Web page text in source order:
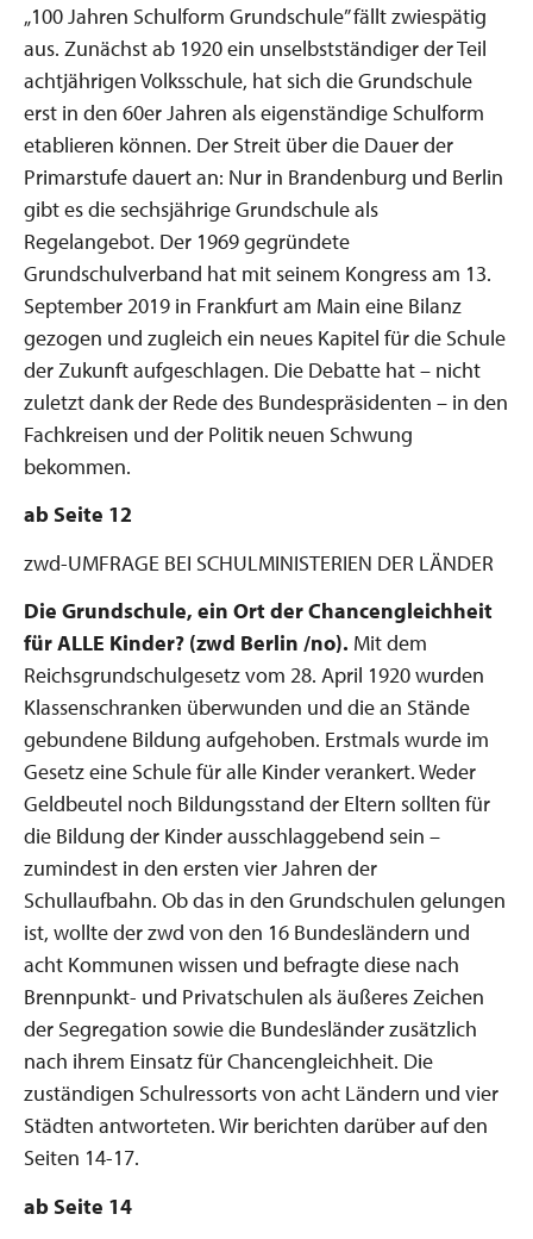
„100 Jahren Schulform Grundschule” fällt zwiespätig
aus. Zunächst ab 1920 ein unselbstständiger der Teil
achtjährigen Volksschule, hat sich die Grundschule
erst in den 60er Jahren als eigenständige Schulform
etablieren können. Der Streit über die Dauer der
Primarstufe dauert an: Nur in Brandenburg und Berlin
gibt es die sechsjährige Grundschule als
Regelangebot. Der 1969 gegründete
Grundschulverband hat mit seinem Kongress am 13.
September 2019 in Frankfurt am Main eine Bilanz
gezogen und zugleich ein neues Kapitel für die Schule
der Zukunft aufgeschlagen. Die Debatte hat – nicht
zuletzt dank der Rede des Bundespräsidenten – in den
Fachkreisen und der Politik neuen Schwung
bekommen.
ab Seite 12
zwd-UMFRAGE BEI SCHULMINISTERIEN DER LÄNDER
Die Grundschule, ein Ort der Chancengleichheit
für ALLE Kinder? (zwd Berlin /no). Mit dem
Reichsgrundschulgesetz vom 28. April 1920 wurden
Klassenschranken überwunden und die an Stände
gebundene Bildung aufgehoben. Erstmals wurde im
Gesetz eine Schule für alle Kinder verankert. Weder
Geldbeutel noch Bildungsstand der Eltern sollten für
die Bildung der Kinder ausschlaggebend sein –
zumindest in den ersten vier Jahren der
Schullaufbahn. Ob das in den Grundschulen gelungen
ist, wollte der zwd von den 16 Bundesländern und
acht Kommunen wissen und befragte diese nach
Brennpunkt- und Privatschulen als äußeres Zeichen
der Segregation sowie die Bundesländer zusätzlich
nach ihrem Einsatz für Chancengleichheit. Die
zuständigen Schulressorts von acht Ländern und vier
Städten antworteten. Wir berichten darüber auf den
Seiten 14-17.
ab Seite 14